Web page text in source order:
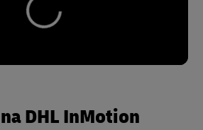
DHL InMotion